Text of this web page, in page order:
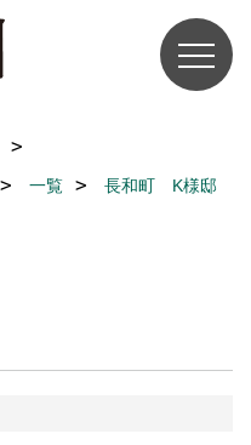
一覧 長和町 K様邸